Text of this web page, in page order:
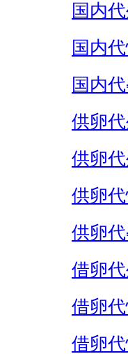
国内
国内
国内
供卵
供卵
供卵
供卵
借卵
借卵
借卵